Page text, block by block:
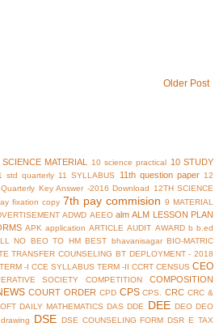
Older Post
MATERIAL 10 science practical 10 STUDY
std quarterly 11 SYLLABUS 11th question paper 12
Key Answer -2016 Download
12TH SCIENCE
fixation copy 7th pay commision 9 MATERIAL
ADWD AEEO alm ALM LESSON PLAN
APK application ARTICLE AUDIT AWARD b b.ed
NO BEO TO HM BEST bhavanisagar BIO-MATRIC
TRANSFER COUNSELING BT DEPLOYMENT - 2018
-I CCE SYLLABUS TERM -II CCRT CENSUS CEO
SOCIETY COMPETITION COMPOSITION
COURT ORDER CPD CPS CPS. CRC CRC &
DAILY MATHEMATICS DAS DDE DEE DEO DEO
drawing DSE DSE COUNSELING FORM DSR E TAX